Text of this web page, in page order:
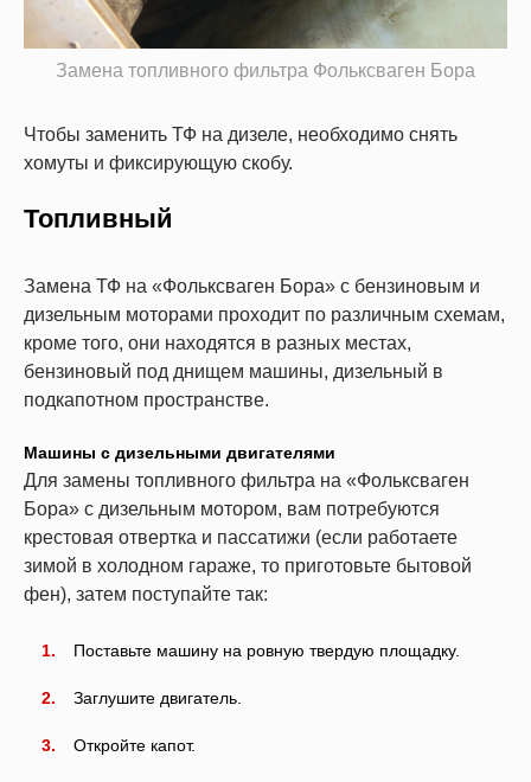
Замена топливного фильтра Фольксваген Бора
Чтобы заменить ТФ на дизеле, необходимо снять
хомуты и фиксирующую скобу.
Топливный
Замена ТФ на «Фольксваген Бора» с бензиновым и
дизельным моторами проходит по различным схемам,
кроме того, они находятся в разных местах,
бензиновый под днищем машины, дизельный в
подкапотном пространстве.
Машины с дизельными двигателями
Для замены топливного фильтра на «Фольксваген
Бора» с дизельным мотором, вам потребуются
крестовая отвертка и пассатижи (если работаете
зимой в холодном гараже, то приготовьте бытовой
фен), затем поступайте так:
Поставьте машину на ровную твердую площадку.
Заглушите двигатель.
Откройте капот.